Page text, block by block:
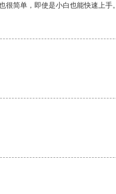
简单，即使是小白也能快速上手。